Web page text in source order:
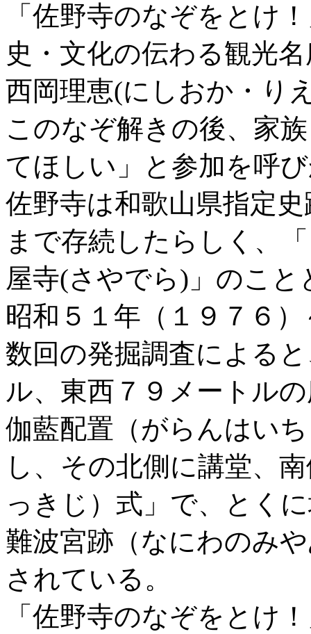
「佐野寺のなぞをとけ
史・文化の伝わる観光
西岡理恵(にしおか・り
このなぞ解きの後、家
てほしい」と参加を呼
佐野寺は和歌山県指定
まで存続したらしく、
屋寺(さやでら)」のこ
昭和５１年（１９７６
数回の発掘調査による
ル、東西７９メートル
伽藍配置（がらんはい
し、その北側に講堂、
っきじ）式」で、とく
難波宮跡（なにわのみ
されている。
「佐野寺のなぞをとけ